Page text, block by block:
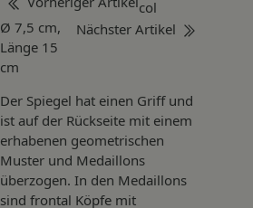
Nächster Artikel
col
Ø 7,5 cm,
Länge 15
cm
Der Spiegel hat einen Griff und
ist auf der Rückseite mit einem
erhabenen geometrischen
Muster und Medaillons
überzogen. In den Medaillons
sind frontal Köpfe mit